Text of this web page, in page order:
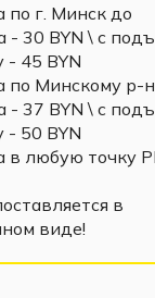
по г. Минск до
- 30 BYN \ c
- 45 BYN
по Минскому р-
- 37 BYN \ c
- 50 BYN
в любую точку
в
виде!